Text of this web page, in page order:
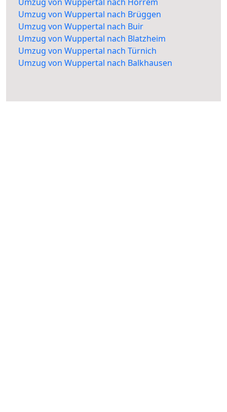
Umzug von Wuppertal nach Brüggen
Umzug von Wuppertal nach Buir
Umzug von Wuppertal nach Blatzheim
Umzug von Wuppertal nach Türnich
Umzug von Wuppertal nach Balkhausen